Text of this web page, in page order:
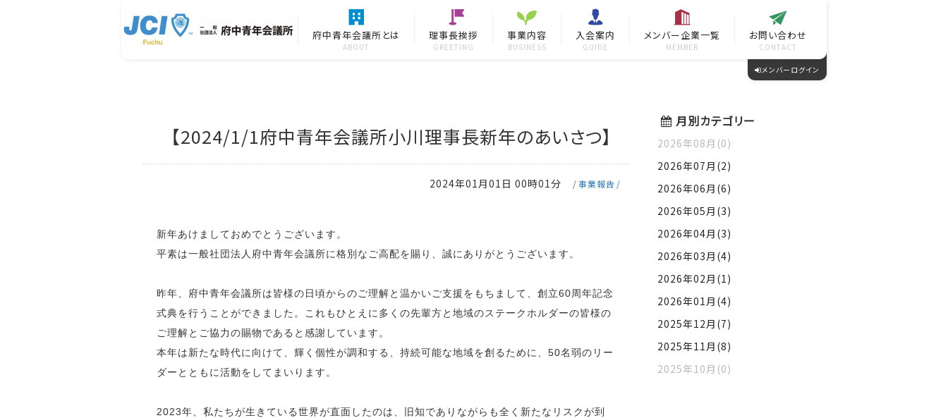
府中青年会議所とは
ABOUT
理事長挨拶
GREETING
事業内容
BUSINESS
入会案内
GUIDE
メンバー企業一覧
MEMBER
お問い合わせ
CONTACT
メンバーログイン
【2024/1/1府中青年会議所小川理事長新年のあいさつ】
2024年01月01日 00時01分 事業報告
新年あけましておめでとうございます。
平素は一般社団法人府中青年会議所に格別なご高配を賜り、誠にありがとうございます。
昨年、府中青年会議所は皆様の日頃からのご理解と温かいご支援をもちまして、創立60周年記念
式典を行うことができました。これもひとえに多くの先輩方と地域のステークホルダーの皆様の
ご理解とご協力の賜物であると感謝しています。
本年は新たな時代に向けて、輝く個性が調和する、持続可能な地域を創るために、50名弱のリー
ダーとともに活動をしてまいります。
2023年、私たちが生きている世界が直面したのは、旧知でありながらも全く新たなリスクが到
月別カテゴリー
2026年08月(0)
2026年07月(2)
2026年06月(6)
2026年05月(3)
2026年04月(3)
2026年03月(4)
2026年02月(1)
2026年01月(4)
2025年12月(7)
2025年11月(8)
2025年10月(0)